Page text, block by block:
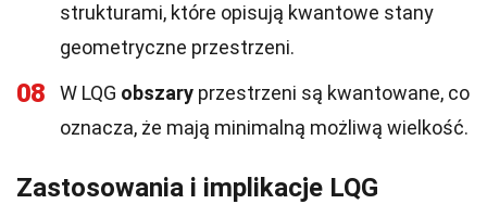
strukturami, które opisują kwantowe stany
geometryczne przestrzeni.
08 W LQG obszary przestrzeni są kwantowane, co
oznacza, że mają minimalną możliwą wielkość.
Zastosowania i implikacje LQG